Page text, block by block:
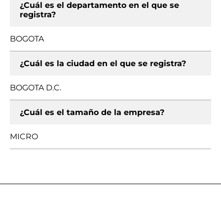
¿Cuál es el departamento en el que se
registra?
BOGOTA
¿Cuál es la ciudad en el que se registra?
BOGOTA D.C.
¿Cuál es el tamaño de la empresa?
MICRO